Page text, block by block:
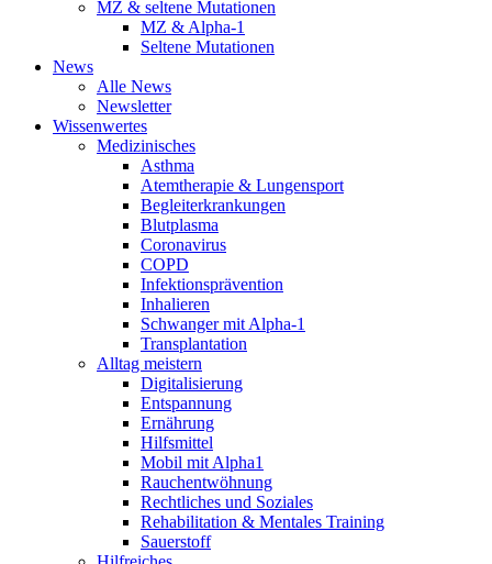
MZ & seltene Mutationen
MZ & Alpha-1
Seltene Mutationen
News
Alle News
Newsletter
Wissenwertes
Medizinisches
Asthma
Atemtherapie & Lungensport
Begleiterkrankungen
Blutplasma
Coronavirus
COPD
Infektionsprävention
Inhalieren
Schwanger mit Alpha-1
Transplantation
Alltag meistern
Digitalisierung
Entspannung
Ernährung
Hilfsmittel
Mobil mit Alpha1
Rauchentwöhnung
Rechtliches und Soziales
Rehabilitation & Mentales Training
Sauerstoff